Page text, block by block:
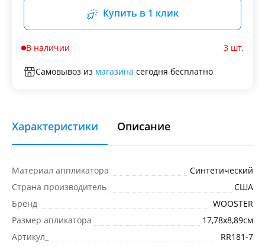
Купить в 1 клик
В наличии 3 шт.
Самовывоз из магазина сегодня бесплатно
Характеристики Описание
Материал аппликатора
Синтетический
Страна производитель
США
Бренд
WOOSTER
Размер апликатора
17,78x8,89см
Артикул_
RR181-7